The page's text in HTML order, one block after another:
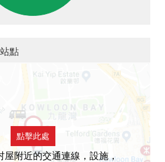
點
點擊此處
屋附近的交通連線，設施，